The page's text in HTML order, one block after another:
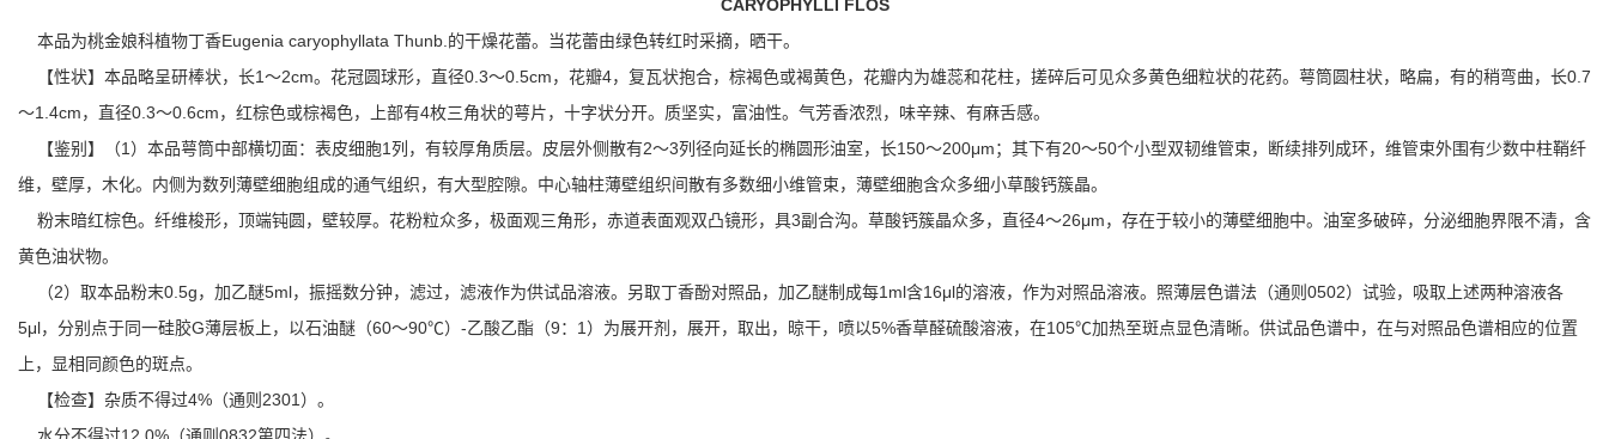
CARYOPHYLLI FLOS
本品为桃金娘科植物丁香Eugenia caryophyllata Thunb.的干燥花蕾。当花蕾由绿色转红时采摘，晒干。
【性状】本品略呈研棒状，长1～2cm。花冠圆球形，直径0.3～0.5cm，花瓣4，复瓦状抱合，棕褐色或褐黄色，花瓣内为雄蕊和花柱，搓碎后可见众多黄色细粒状的花药。萼筒圆柱状，略扁，有的稍弯曲，长0.7
～1.4cm，直径0.3～0.6cm，红棕色或棕褐色，上部有4枚三角状的萼片，十字状分开。质坚实，富油性。气芳香浓烈，味辛辣、有麻舌感。
【鉴别】（1）本品萼筒中部横切面：表皮细胞1列，有较厚角质层。皮层外侧散有2～3列径向延长的椭圆形油室，长150～200μm；其下有20～50个小型双韧维管束，断续排列成环，维管束外围有少数中柱鞘纤
维，壁厚，木化。内侧为数列薄壁细胞组成的通气组织，有大型腔隙。中心轴柱薄壁组织间散有多数细小维管束，薄壁细胞含众多细小草酸钙簇晶。
粉末暗红棕色。纤维梭形，顶端钝圆，壁较厚。花粉粒众多，极面观三角形，赤道表面观双凸镜形，具3副合沟。草酸钙簇晶众多，直径4～26μm，存在于较小的薄壁细胞中。油室多破碎，分泌细胞界限不清，含
黄色油状物。
（2）取本品粉末0.5g，加乙醚5ml，振摇数分钟，滤过，滤液作为供试品溶液。另取丁香酚对照品，加乙醚制成每1ml含16μl的溶液，作为对照品溶液。照薄层色谱法（通则0502）试验，吸取上述两种溶液各
5μl，分别点于同一硅胶G薄层板上，以石油醚（60～90℃）-乙酸乙酯（9：1）为展开剂，展开，取出，晾干，喷以5%香草醛硫酸溶液，在105℃加热至斑点显色清晰。供试品色谱中，在与对照品色谱相应的位置
上，显相同颜色的斑点。
【检查】杂质不得过4%（通则2301）。
水分不得过12.0%（通则0832第四法）。